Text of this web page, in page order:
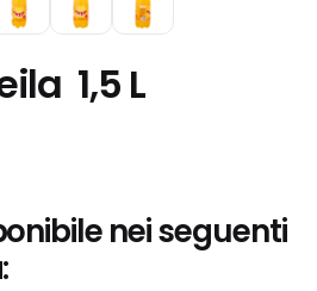
1,5 L
nei seguenti